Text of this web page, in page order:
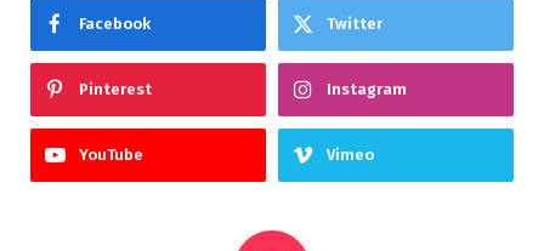
Facebook Twitter
Pinterest Instagram
YouTube Vimeo